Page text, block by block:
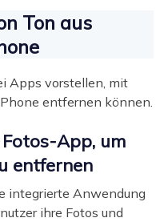
Ton aus
Apps vorstellen, mit
entfernen können.
App, um
entfernen
integrierte Anwendung
ihre Fotos und